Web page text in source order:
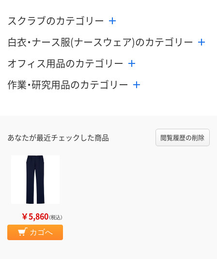
カゴへ
スクラブのカテゴリー
白衣・ナース服(ナースウェア)のカテゴリー
オフィス用品のカテゴリー
作業・研究用品のカテゴリー
あなたが最近チェックした商品 閲覧履歴の削除
￥5,860（税込）
カゴへ